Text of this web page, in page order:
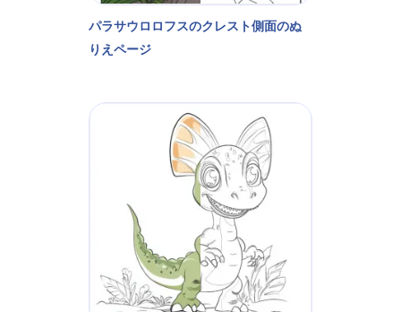
パラサウロロフスのクレスト側面のぬ
りえページ